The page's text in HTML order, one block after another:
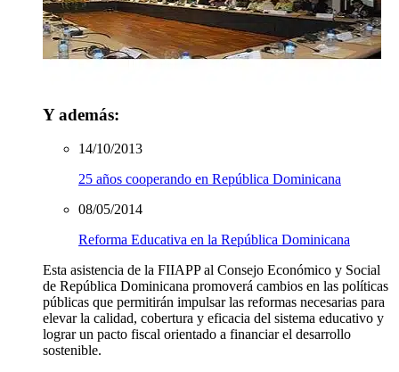
Y además:
14/10/2013
25 años cooperando en República Dominicana
08/05/2014
Reforma Educativa en la República Dominicana
Esta asistencia de la FIIAPP al Consejo Económico y Social
de República Dominicana promoverá cambios en las políticas
públicas que permitirán impulsar las reformas necesarias para
elevar la calidad, cobertura y eficacia del sistema educativo y
lograr un pacto fiscal orientado a financiar el desarrollo
sostenible.